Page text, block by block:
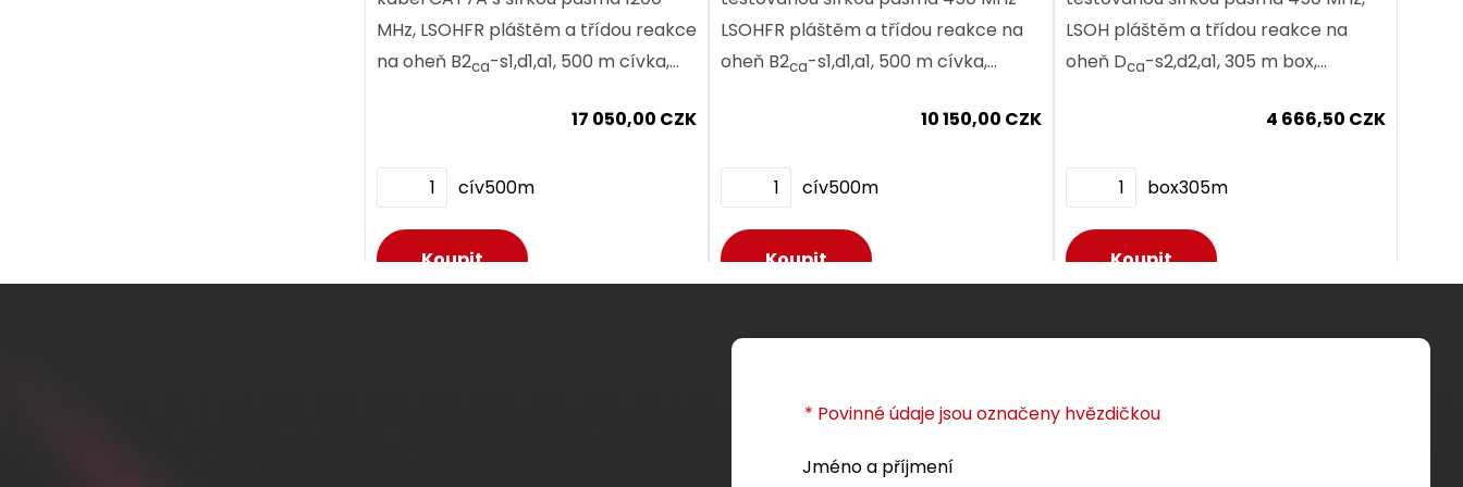
ihned
Detail produktu
MHz, LSOHFR pláštěm a třídou reakce
na oheň B2ca-s1,d1,a1, 500 m cívka,
17 050,00 CZK
cív500m
LSOHFR pláštěm a třídou reakce na
oheň B2ca-s1,d1,a1, 500 m cívka,
10 150,00 CZK
cív500m
Dodání:ihned
Detail produktu
LSOH pláštěm a třídou reakce na
oheň Dca-s2,d2,a1, 305 m box,
4 666,50 CZK
box305m
Dodání:ihned
Detail produktu
* Povinné údaje jsou označeny hvězdičkou
Jméno a příjmení